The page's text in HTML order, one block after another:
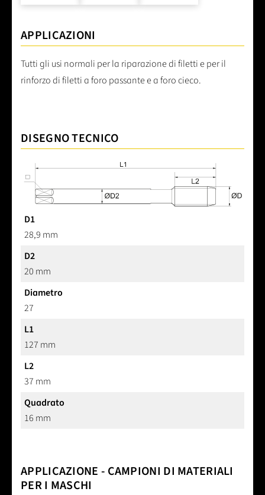
APPLICAZIONI
Tutti gli usi normali per la riparazione di filetti e per il
rinforzo di filetti a foro passante e a foro cieco.
DISEGNO TECNICO
D1
28,9 mm
D2
20 mm
Diametro
27
L1
127 mm
L2
37 mm
Quadrato
16 mm
APPLICAZIONE - CAMPIONI DI MATERIALI
PER I MASCHI